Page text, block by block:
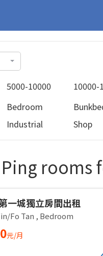
5000-10000 10000-
Bedroom
Industrial Shop
rooms
一城獨立房間出租
Fo Tan , Bedroom
元/月